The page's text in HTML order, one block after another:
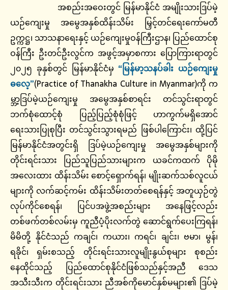
အစည်းအဝေးတွင် မြန်မာနိုင်ငံ အမျိုးသားဒြပ်မဲ့
ယဉ်ကျေးမှု အမွေအနှစ်ထိန်းသိမ်း မြှင့်တင်ရေးကော်မတီ
ဥက္ကဋ္ဌ၊ သာသနာရေးနှင့် ယဉ်ကျေးမှုဝန်ကြီးဌာန၊ ပြည်ထောင်စု
ဝန်ကြီး ဦးတင်ဦးလွင်က အဖွင့်အမှာစကား ပြောကြားရာတွင်
၂၀၂၅ ခုနှစ်တွင် မြန်မာနိုင်ငံမှ “မြန်မာ့သနပ်ခါး ယဉ်ကျေးမှု
ဓလေ့”(Practice of Thanakha Culture in Myanmar)ကို က
မ္ဘာ့ဒြပ်မဲ့ယဉ်ကျေးမှု အမွေအနှစ်စာရင်း တင်သွင်းရာတွင်
ဘက်စုံထောင့်စုံ ပြည့်ပြည့်စုံစုံဖြင့် ဟာကွက်မရှိအောင်
ရေးသားပြုစုပြီး တင်သွင်းသွားရမည် ဖြစ်ပါကြောင်း၊ ထို့ပြင်
မြန်မာနိုင်ငံအတွင်းရှိ ဒြပ်မဲ့ယဉ်ကျေးမှု အမွေအနှစ်များကို
တိုင်းရင်းသား ပြည်သူပြည်သားများက ယခင်ကထက် ပိုမို
အလေးထား ထိန်းသိမ်း စောင့်ရှောက်ရန်၊ မျိုးဆက်သစ်လူငယ်
များကို လက်ဆင့်ကမ်း ထိန်းသိမ်းတတ်စေရန်နှင့် အတူယှဉ်တွဲ
လုပ်ကိုင်စေရန်၊ ပြင်ပအဖွဲ့အစည်းများ အနေဖြင့်လည်း
တစ်ဖက်တစ်လမ်းမှ ကူညီပံ့ပိုးလက်တွဲ ဆောင်ရွက်ပေးကြရန်၊
မိမိတို့ နိုင်ငံသည် ကချင်၊ ကယား၊ ကရင်၊ ချင်း၊ ဗမာ၊ မွန်၊
ရခိုင်၊ ရှမ်းစသည့် တိုင်းရင်းသားလူမျိုးနွယ်စုများ စုစည်း
နေထိုင်သည့် ပြည်ထောင်စုနိုင်ငံဖြစ်သည်နှင့်အညီ ဒေသ
အသီးသီးက တိုင်းရင်းသား ညီအစ်ကိုမောင်နှစ်မများ၏ ဒြပ်မဲ့